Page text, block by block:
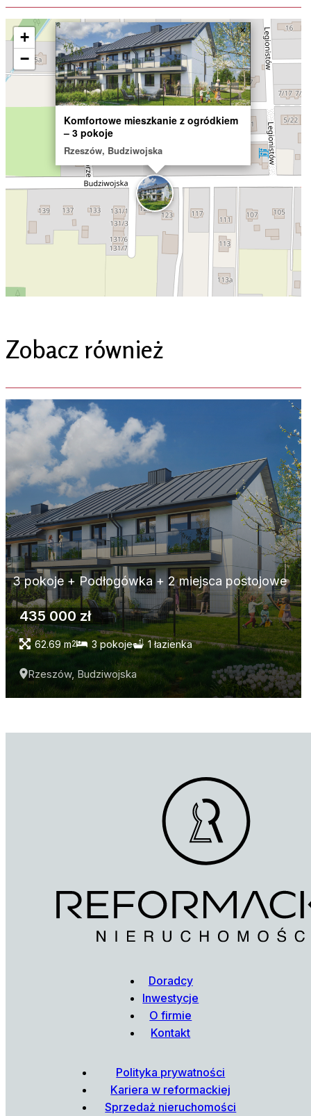
Komfortowe mieszkanie z ogródkiem
– 3 pokoje
Rzeszów, Budziwojska
×
+
−
Zobacz również
3 pokoje + Podłogówka + 2 miejsca postojowe
435 000 zł
62.69 m2 3 pokoje 1 łazienka
Rzeszów, Budziwojska
Doradcy
Inwestycje
O firmie
Kontakt
Polityka prywatności
Kariera w reformackiej
Sprzedaż nieruchomości